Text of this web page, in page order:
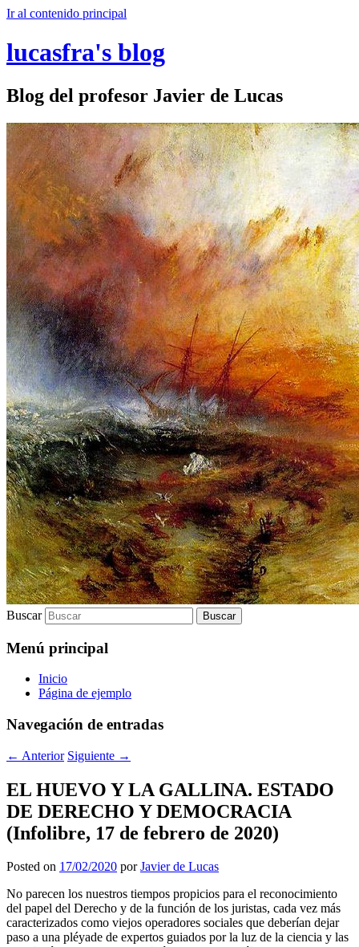
Ir al contenido principal
lucasfra's blog
Blog del profesor Javier de Lucas
Buscar
Menú principal
Inicio
Página de ejemplo
Navegación de entradas
← Anterior Siguiente →
EL HUEVO Y LA GALLINA. ESTADO
DE DERECHO Y DEMOCRACIA
(Infolibre, 17 de febrero de 2020)
Posted on 17/02/2020 porJavier de Lucas
No parecen los nuestros tiempos propicios para el reconocimiento
del papel del Derecho y de la función de los juristas, cada vez más
caracterizados como viejos operadores sociales que deberían dejar
paso a una pléyade de expertos guiados por la luz de la ciencia y las